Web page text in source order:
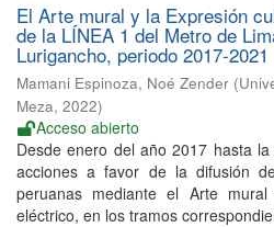
El Arte mural y la Expresión
de la LÍNEA 1 del Metro de
Lurigancho, periodo 2017-2021
Mamani Espinoza, Noé Zender (
Meza, 2022)
Acceso abierto
Desde enero del año 2017 hasta
acciones a favor de la difusión
peruanas mediante el Arte
eléctrico, en los tramos